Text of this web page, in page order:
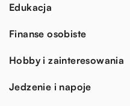
Edukacja
Finanse osobiste
Hobby i zainteresowania
Jedzenie i napoje